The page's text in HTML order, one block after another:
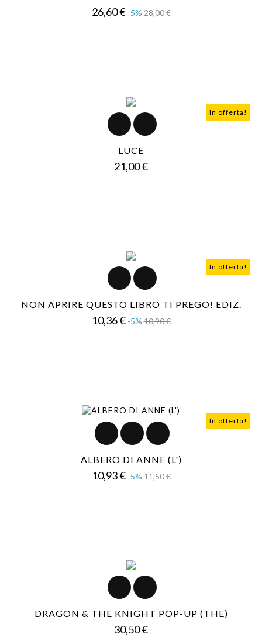
26,60 € Prezzo
-5% 28,00 €Prezzo
In offerta!
LUCE
21,00 €Prezzo
In offerta!
NON APRIRE QUESTO LIBRO TI PREGO! EDIZ.
10,36 € Prezzo
-5% 10,90 €Prezzo
In offerta!
ALBERO DI ANNE (L')
10,93 € Prezzo
-5% 11,50 €Prezzo
DRAGON & THE KNIGHT POP-UP (THE)
30,50 €Prezzo